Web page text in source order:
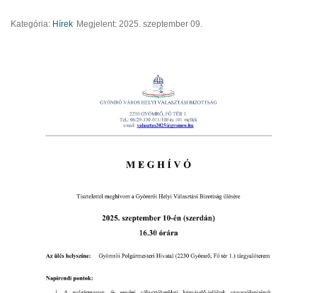
Kategória: Hírek Megjelent: 2025. szeptember 09.